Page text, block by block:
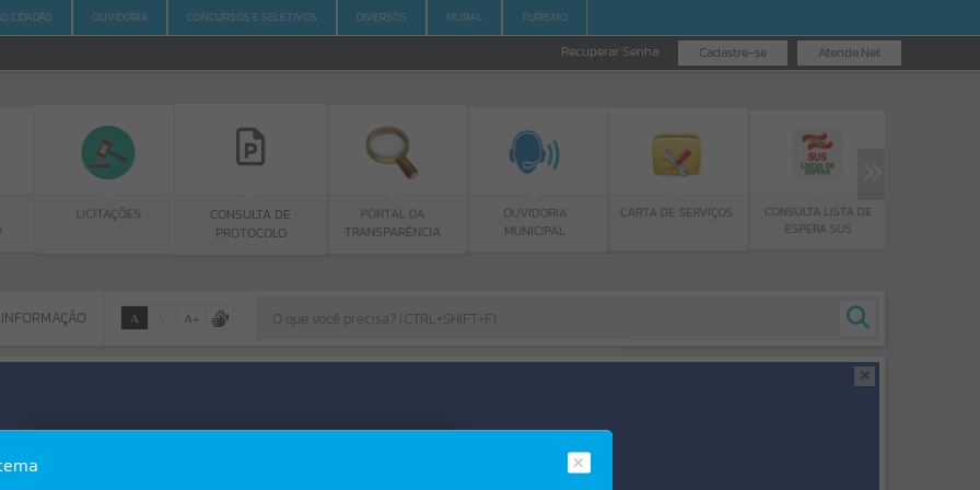
CIDADÃO OUVIDORIA CONCURSOS E SELETIVOS DIVERSOS MURAL TURISMO
Atende.Net
Cadastre-se
Recuperar Senha
LICITAÇÕES CONSULTA DE
PROTOCOLO
PORTAL DA
TRANSPARÊNCIA
OUVIDORIA
MUNICIPAL
CARTA DE SERVIÇOS CONSULTA LISTA DE
ESPERA SUS
EMISSÃO DE GUIAS
A A+